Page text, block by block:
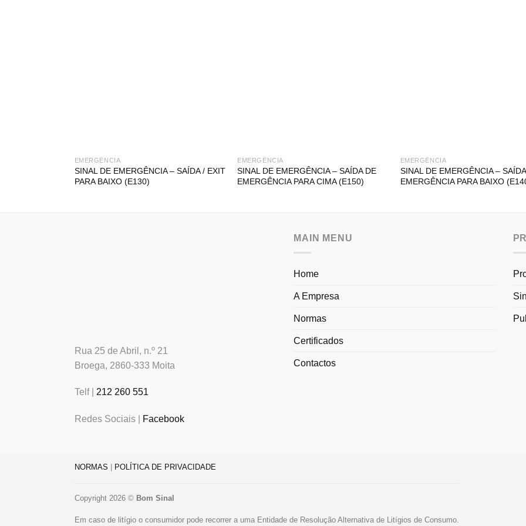
EMERGÊNCIA
SINAL DE EMERGÊNCIA – SAÍDA / EXIT
PARA BAIXO (E130)
EMERGÊNCIA
SINAL DE EMERGÊNCIA – SAÍDA DE
EMERGÊNCIA PARA CIMA (E150)
EMERGÊNCIA
SINAL DE EMERGÊNCIA –
EMERGÊNCIA PARA BAIXO
Rua 25 de Abril, n.º 21
Broega, 2860-333 Moita
Telf | 212 260 551
Redes Sociais | Facebook
MAIN MENU
Home
A Empresa
Normas
Certificados
Contactos
NORMAS POLÍTICA DE PRIVACIDADE
Copyright 2026 © Bom Sinal
Em caso de litígio o consumidor pode recorrer a uma Entidade de Resolução Alternativa de Litígios de Consumo.